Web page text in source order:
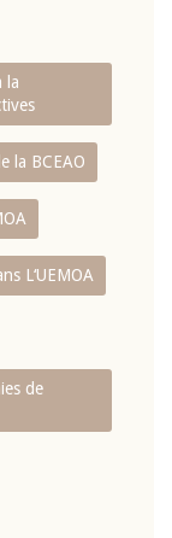
la
la BCEAO
L‘UEMOA
de